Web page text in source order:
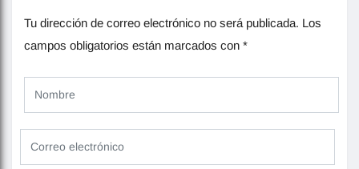
Tu dirección de correo electrónico no será publicada. Los
campos obligatorios están marcados con *